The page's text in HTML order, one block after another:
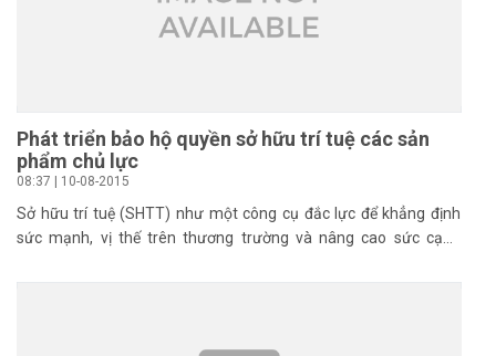
Phát triển bảo hộ quyền sở hữu trí tuệ các sản
phẩm chủ lực
08:37 | 10-08-2015
Sở hữu trí tuệ (SHTT) như một công cụ đắc lực để khẳng định
sức mạnh, vị thế trên thương trường và nâng cao sức cạnh
hàng chủ yếu trên địa bàn tỉnh là hết sức cần thiết nhằm mở